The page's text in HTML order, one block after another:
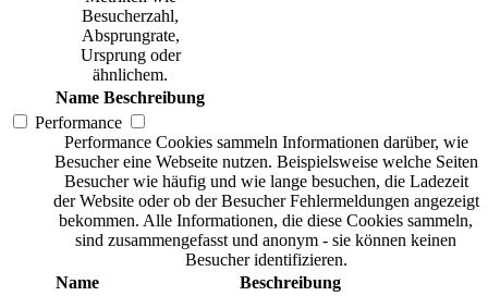
Besucherzahl,
Absprungrate,
Ursprung oder
ähnlichem.
Name Beschreibung
Performance
Performance Cookies sammeln Informationen darüber, wie
Besucher eine Webseite nutzen. Beispielsweise welche Seiten
Besucher wie häufig und wie lange besuchen, die Ladezeit
der Website oder ob der Besucher Fehlermeldungen angezeigt
bekommen. Alle Informationen, die diese Cookies sammeln,
sind zusammengefasst und anonym - sie können keinen
Besucher identifizieren.
Name
Beschreibung